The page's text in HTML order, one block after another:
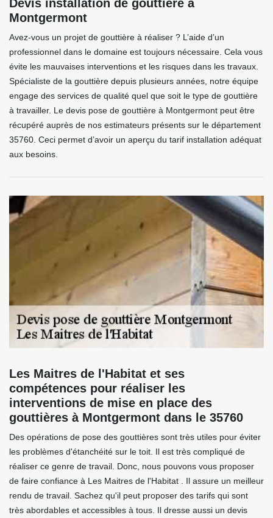
Devis installation de gouttière à
Montgermont
Avez-vous un projet de gouttière à réaliser ? L’aide d’un
professionnel dans le domaine est toujours nécessaire. Cela vous
évite les mauvaises interventions et les risques dans les travaux.
Spécialiste de la gouttière depuis plusieurs années, notre équipe
engage des services de qualité quel que soit le type de gouttière
à travailler. Le devis pose de gouttière à Montgermont peut être
récupéré auprès de nos estimateurs présents sur le département
35760. Ceci permet d’avoir un aperçu du tarif installation adéquat
aux besoins.
Les Maitres de l'Habitat et ses
compétences pour réaliser les
interventions de mise en place des
gouttières à Montgermont dans le 35760
Des opérations de pose des gouttières sont très utiles pour éviter
les problèmes d'étanchéité sur le toit. Il est très compliqué de
réaliser ce genre de travail. Donc, nous pouvons vous proposer
de faire confiance à Les Maitres de l'Habitat . Il assure un meilleur
rendu de travail. Sachez qu'il peut proposer des tarifs qui sont
très abordables et accessibles à tous. Il dresse aussi un devis